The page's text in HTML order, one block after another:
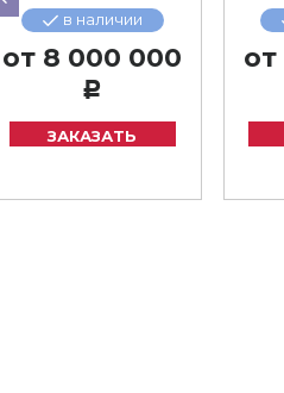
в наличии
от 8 000 000
Р
ЗАКАЗАТЬ
от